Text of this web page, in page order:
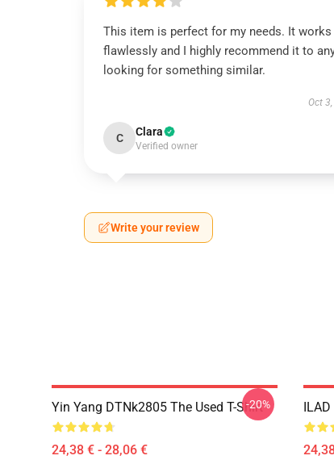
This item is perfect for my needs. It works
flawlessly and I highly recommend it to
looking for something similar.
Oct
C Clara
Verified owner
Write your review
Yin Yang DTNk2805 The Used T-Shirt
24,38 € - 28,06 €
-20%